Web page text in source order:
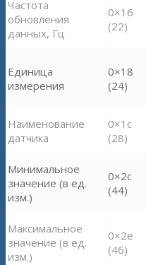
Частота
обновления
данных, Гц
0×16
(22)
Единица
измерения
0×18
(24)
Наименование
датчика
0×1c
(28)
Минимальное
значение (в ед.
изм.)
0×2c
(44)
Максимальное
значение (в ед.
изм.)
0×2e
(46)